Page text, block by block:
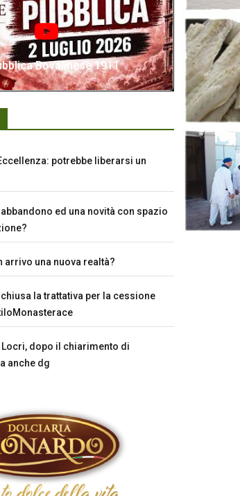
Bovalinese 1911
potrebbe liberarsi un
ed una novità con spazio
arrivo una nuova realtà?
la trattativa per la cessione
dopo il chiarimento di
anche dg